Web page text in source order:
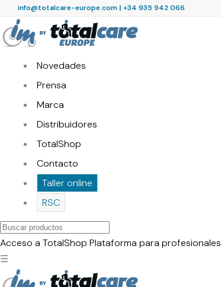
info@totalcare-europe.com| +34 935 942 066
Novedades
Prensa
Marca
Distribuidores
TotalShop
Contacto
Taller online
RSC
Buscar
productos
Acceso a TotalShop Plataforma para profesionales
☰